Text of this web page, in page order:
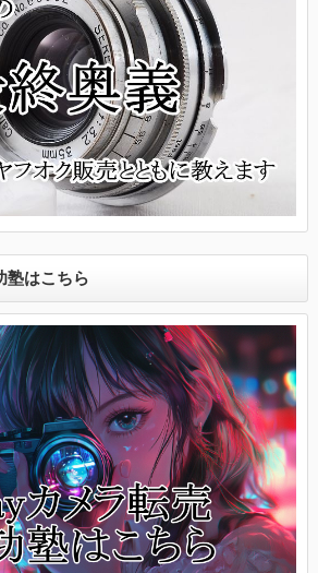
塾はこちら